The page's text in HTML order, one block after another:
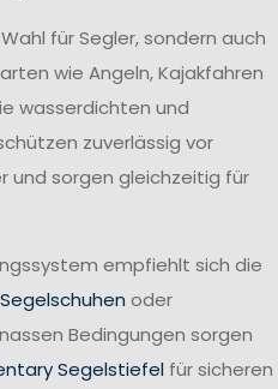
für Segler, sondern auch
wie Angeln, Kajakfahren
wasserdichten und
zuverlässig vor
und sorgen gleichzeitig für
empfiehlt sich die
Segelschuhen oder
Bedingungen sorgen
Segelstiefel für sicheren